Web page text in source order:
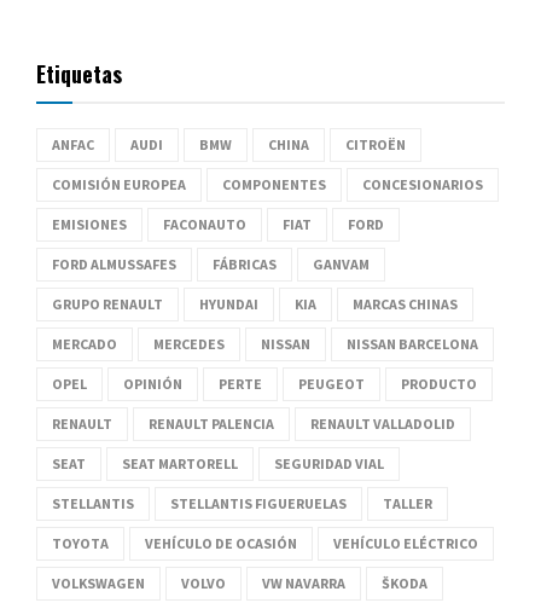
Etiquetas
ANFAC AUDI BMW CHINA CITROËN
COMISIÓN EUROPEA COMPONENTES CONCESIONARIOS
EMISIONES FACONAUTO FIAT FORD
FORD ALMUSSAFES FÁBRICAS GANVAM
GRUPO RENAULT HYUNDAI KIA MARCAS CHINAS
MERCADO MERCEDES NISSAN NISSAN BARCELONA
OPEL OPINIÓN PERTE PEUGEOT PRODUCTO
RENAULT RENAULT PALENCIA RENAULT VALLADOLID
SEAT SEAT MARTORELL SEGURIDAD VIAL
STELLANTIS STELLANTIS FIGUERUELAS TALLER
TOYOTA VEHÍCULO DE OCASIÓN VEHÍCULO ELÉCTRICO
VOLKSWAGEN VOLVO VW NAVARRA ŠKODA